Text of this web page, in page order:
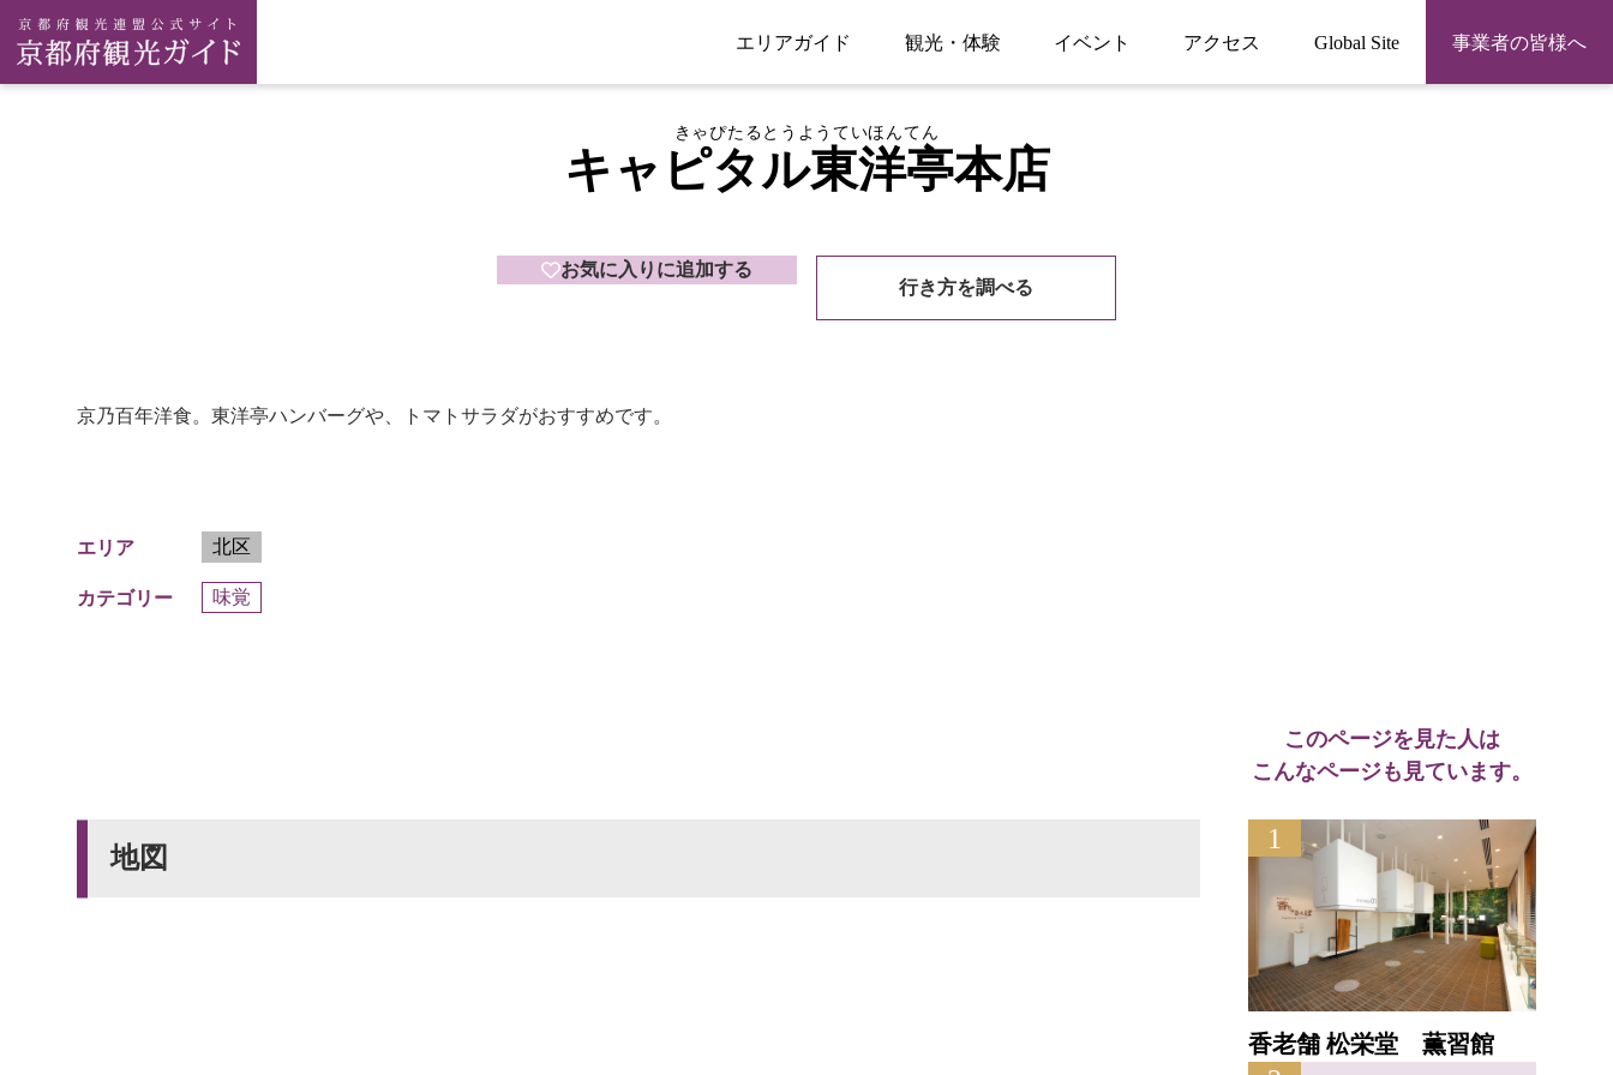
エリアガイド 観光・体験 イベント アクセス Global Site 事業者の皆様へ
キャピタル東洋亭本店
きゃぴたるとうようていほんてん
お気に入りに追加する
行き方を調べる
京乃百年洋食。東洋亭ハンバーグや、トマトサラダがおすすめです。
エリア 北区
カテゴリー 味覚
地図
このページを見た人は
こんなページも見ています。
1
香老舗 松栄堂 薫習館